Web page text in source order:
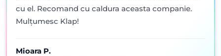
cu el. Recomand cu caldura aceasta companie.
Mulțumesc Klap!
Mioara P.